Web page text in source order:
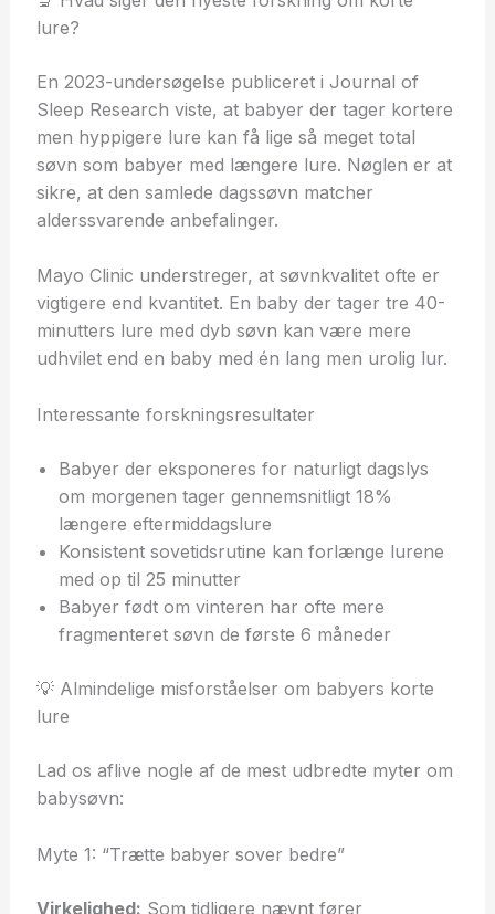
lure?
En 2023-undersøgelse publiceret i Journal of
Sleep Research viste, at babyer der tager kortere
men hyppigere lure kan få lige så meget total
søvn som babyer med længere lure. Nøglen er at
sikre, at den samlede dagssøvn matcher
alderssvarende anbefalinger.
Mayo Clinic understreger, at søvnkvalitet ofte er
vigtigere end kvantitet. En baby der tager tre 40-
minutters lure med dyb søvn kan være mere
udhvilet end en baby med én lang men urolig lur.
Interessante forskningsresultater
Babyer der eksponeres for naturligt dagslys
om morgenen tager gennemsnitligt 18%
længere eftermiddagslure
Konsistent sovetidsrutine kan forlænge lurene
med op til 25 minutter
Babyer født om vinteren har ofte mere
fragmenteret søvn de første 6 måneder
💡 Almindelige misforståelser om babyers korte
lure
Lad os aflive nogle af de mest udbredte myter om
babysøvn:
Myte 1: “Trætte babyer sover bedre”
Virkelighed: Som tidligere nævnt fører